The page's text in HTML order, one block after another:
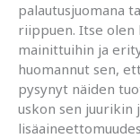
palautusjuomana
riippuen. Itse
mainittuihin ja
huomannut sen,
pysynyt näiden
uskon sen juurikin